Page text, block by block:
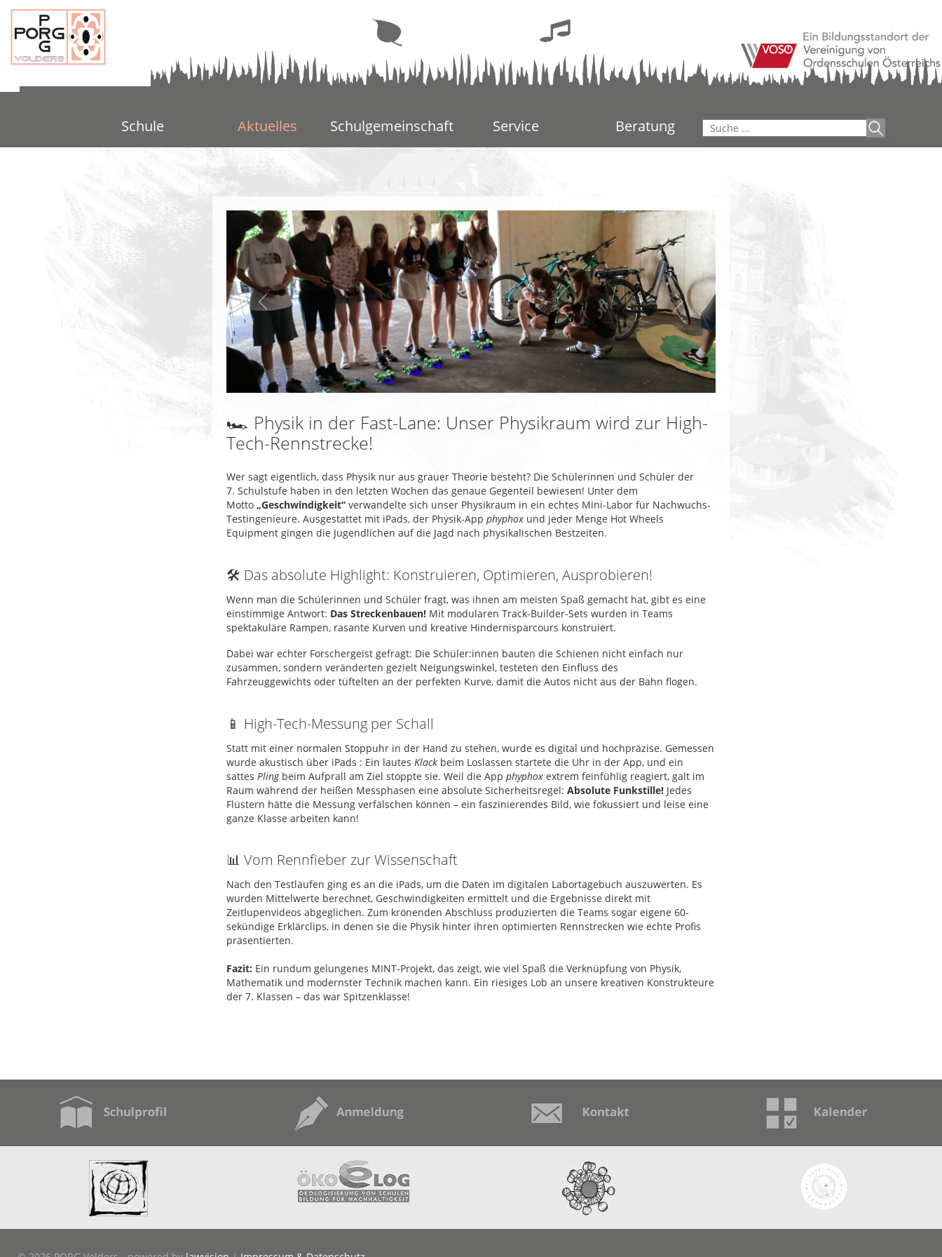
Schule Aktuelles Schulgemeinschaft Service Beratung
Suchen
...
Previous Next
🏎️ Physik in der Fast-Lane: Unser Physikraum wird zur High-
Tech-Rennstrecke!
Wer sagt eigentlich, dass Physik nur aus grauer Theorie besteht? Die Schülerinnen und Schüler der
7. Schulstufe haben in den letzten Wochen das genaue Gegenteil bewiesen! Unter dem
Motto „Geschwindigkeit“ verwandelte sich unser Physikraum in ein echtes Mini-Labor für Nachwuchs-
Testingenieure. Ausgestattet mit iPads, der Physik-App phyphox und jeder Menge Hot Wheels
Equipment gingen die Jugendlichen auf die Jagd nach physikalischen Bestzeiten.
🛠️ Das absolute Highlight: Konstruieren, Optimieren, Ausprobieren!
Wenn man die Schülerinnen und Schüler fragt, was ihnen am meisten Spaß gemacht hat, gibt es eine
einstimmige Antwort: Das Streckenbauen! Mit modularen Track-Builder-Sets wurden in Teams
spektakuläre Rampen, rasante Kurven und kreative Hindernisparcours konstruiert.
Dabei war echter Forschergeist gefragt: Die Schüler:innen bauten die Schienen nicht einfach nur
zusammen, sondern veränderten gezielt Neigungswinkel, testeten den Einfluss des
Fahrzeuggewichts oder tüftelten an der perfekten Kurve, damit die Autos nicht aus der Bahn flogen.
📱 High-Tech-Messung per Schall
Statt mit einer normalen Stoppuhr in der Hand zu stehen, wurde es digital und hochpräzise. Gemessen
wurde akustisch über iPads : Ein lautes Klack beim Loslassen startete die Uhr in der App, und ein
sattes Pling beim Aufprall am Ziel stoppte sie. Weil die App phyphox extrem feinfühlig reagiert, galt im
Raum während der heißen Messphasen eine absolute Sicherheitsregel: Absolute Funkstille! Jedes
Flüstern hätte die Messung verfälschen können – ein faszinierendes Bild, wie fokussiert und leise eine
ganze Klasse arbeiten kann!
📊 Vom Rennfieber zur Wissenschaft
Nach den Testläufen ging es an die iPads, um die Daten im digitalen Labortagebuch auszuwerten. Es
wurden Mittelwerte berechnet, Geschwindigkeiten ermittelt und die Ergebnisse direkt mit
Zeitlupenvideos abgeglichen. Zum krönenden Abschluss produzierten die Teams sogar eigene 60-
sekündige Erklärclips, in denen sie die Physik hinter ihren optimierten Rennstrecken wie echte Profis
präsentierten.
Fazit: Ein rundum gelungenes MINT-Projekt, das zeigt, wie viel Spaß die Verknüpfung von Physik,
Mathematik und modernster Technik machen kann. Ein riesiges Lob an unsere kreativen Konstrukteure
der 7. Klassen – das war Spitzenklasse!